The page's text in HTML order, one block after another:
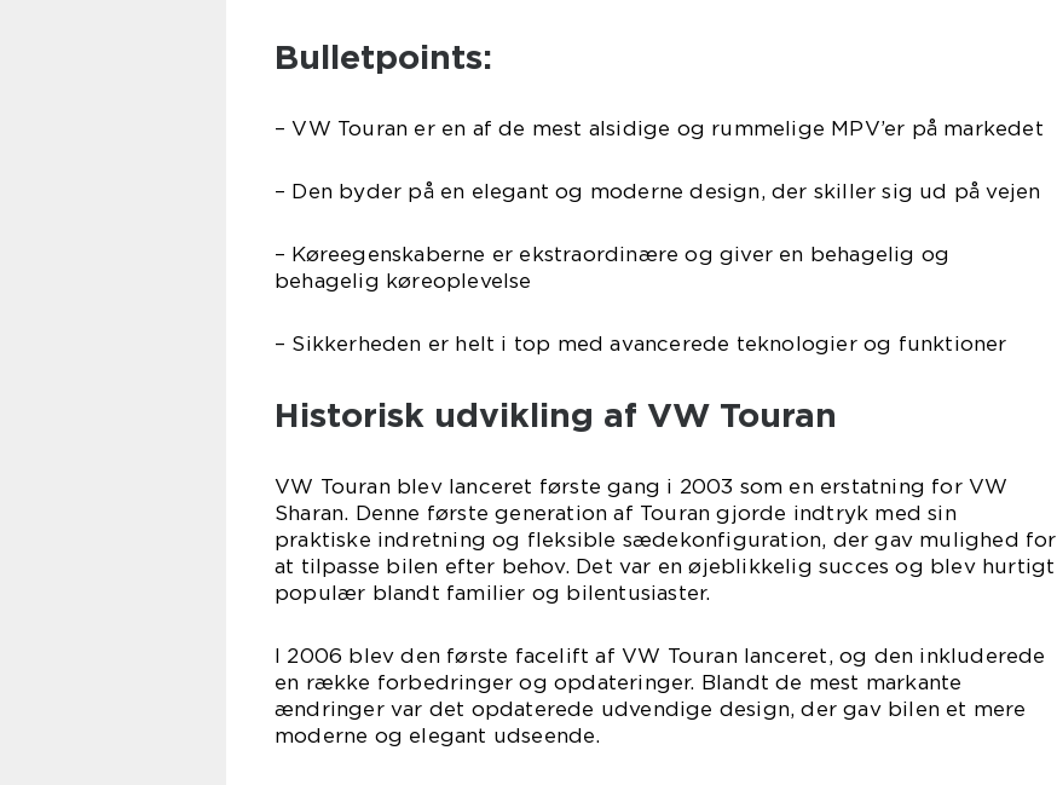
Bulletpoints:
– VW Touran er en af de mest alsidige og rummelige MPV’er på markedet
– Den byder på en elegant og moderne design, der skiller sig ud på vejen
– Køreegenskaberne er ekstraordinære og giver en behagelig og
behagelig køreoplevelse
– Sikkerheden er helt i top med avancerede teknologier og funktioner
Historisk udvikling af VW Touran
VW Touran blev lanceret første gang i 2003 som en erstatning for VW
Sharan. Denne første generation af Touran gjorde indtryk med sin
praktiske indretning og fleksible sædekonfiguration, der gav mulighed for
at tilpasse bilen efter behov. Det var en øjeblikkelig succes og blev hurtigt
populær blandt familier og bilentusiaster.
I 2006 blev den første facelift af VW Touran lanceret, og den inkluderede
en række forbedringer og opdateringer. Blandt de mest markante
ændringer var det opdaterede udvendige design, der gav bilen et mere
moderne og elegant udseende.